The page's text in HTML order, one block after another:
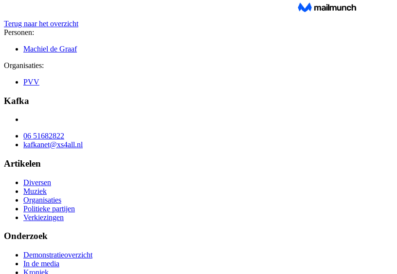
Terug naar het overzicht
Personen:
Machiel de Graaf
Organisaties:
PVV
Kafka
06 51682822
kafkanet@xs4all.nl
Artikelen
Diversen
Muziek
Organisaties
Politieke partijen
Verkiezingen
Onderzoek
Demonstratieoverzicht
In de media